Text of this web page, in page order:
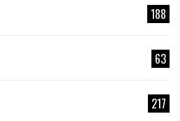
188
63
217